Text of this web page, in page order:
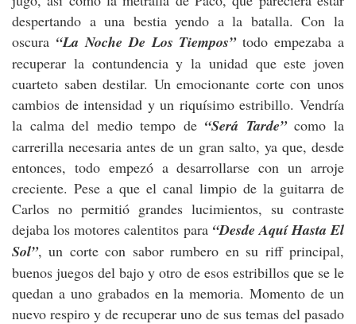
despertando a una bestia yendo a la batalla. Con la
oscura “La Noche De Los Tiempos”todo empezaba a
recuperar la contundencia y la unidad que este joven
cuarteto saben destilar. Un emocionante corte con unos
cambios de intensidad y un riquísimo estribillo. Vendría
la calma del medio tempo de “Será Tarde”como la
carrerilla necesaria antes de un gran salto, ya que, desde
entonces, todo empezó a desarrollarse con un arroje
creciente. Pese a que el canal limpio de la guitarra de
Carlos no permitió grandes lucimientos, su contraste
dejaba los motores calentitos para “Desde Aquí Hasta El
Sol”, un corte con sabor rumbero en su riff principal,
buenos juegos del bajo y otro de esos estribillos que se le
quedan a uno grabados en la memoria. Momento de un
nuevo respiro y de recuperar uno de sus temas del pasado